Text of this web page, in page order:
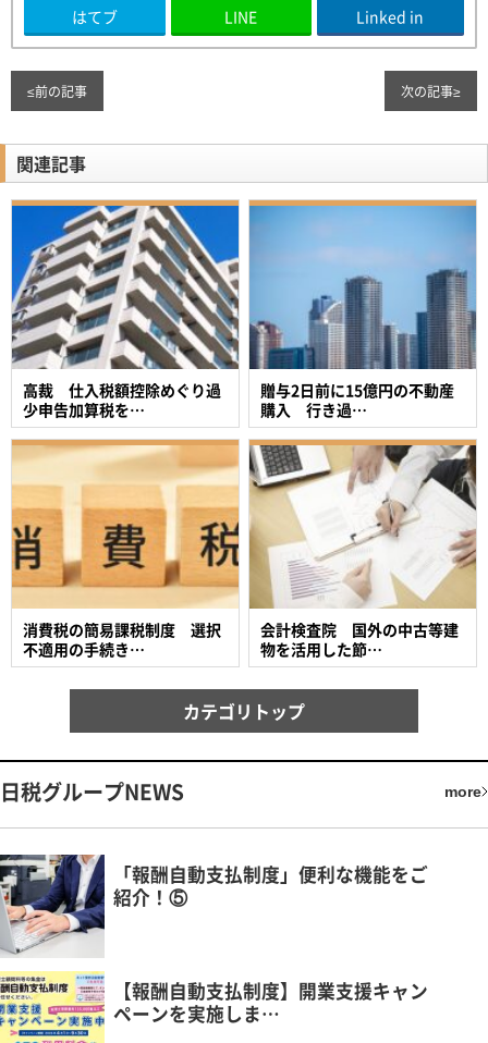
はてブ LINE Linked in
≤前の記事 次の記事≥
関連記事
贈与2日前に15億円の不動産
購入 行き過…
高裁 仕入税額控除めぐり過
少申告加算税を…
会計検査院 国外の中古等建
物を活用した節…
消費税の簡易課税制度 選択
不適用の手続き…
カテゴリトップ
日税グループNEWS more
「報酬自動支払制度」便利な機能をご
紹介！⑤
【報酬自動支払制度】開業支援キャン
ペーンを実施しま…